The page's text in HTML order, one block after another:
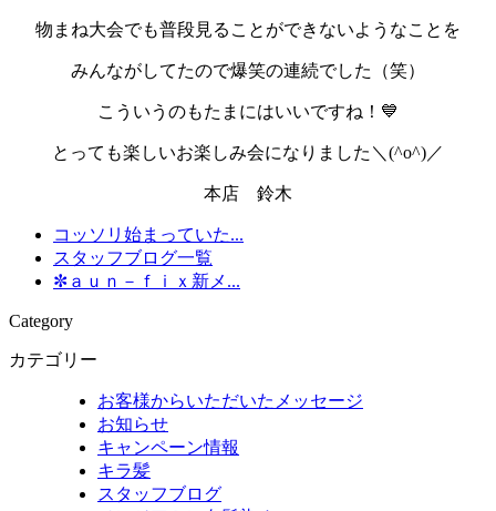
物まね大会でも普段見ることができないようなことを
みんながしてたので爆笑の連続でした（笑）
こういうのもたまにはいいですね！💙
とっても楽しいお楽しみ会になりました＼(^o^)／
本店 鈴木
コッソリ始まっていた...
スタッフブログ一覧
✼ａｕｎ－ｆｉｘ新メ...
Category
カテゴリー
お客様からいただいたメッセージ
お知らせ
キャンペーン情報
キラ髪
スタッフブログ